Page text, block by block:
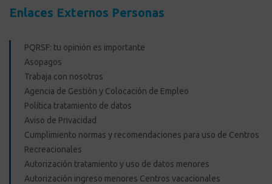
Enlaces Externos Personas
PQRSF: tu opinión es importante
Asopagos
Trabaja con nosotros
Agencia de Gestión y Colocación de Empleo
Política tratamiento de datos
Aviso de Privacidad
Cumplimiento normas y recomendaciones para uso de Centros
Recreacionales
Autorización tratamiento y uso de datos menores
Autorización ingreso menores Centros vacacionales